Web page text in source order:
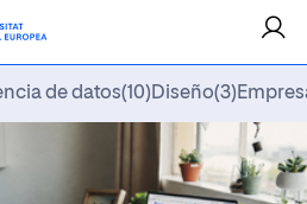
de datos(10) Diseño(3)